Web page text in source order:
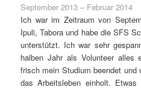
September 2013 – Februar 2014
Ich war im Zeitraum von
Ipuli, Tabora und habe die SFS
unterstützt. Ich war sehr
halben Jahr als Volunteer alles
frisch mein Studium beendet
das Arbeitsleben einholt.